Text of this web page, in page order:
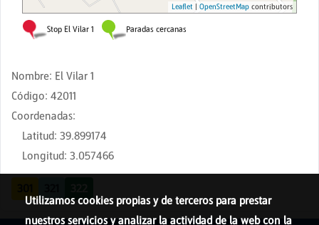
Nombre: El Vilar 1
Código: 42011
Coordenadas:
Latitud: 39.899174
Longitud: 3.057466
Utilizamos cookies propias y de terceros para prestar
nuestros servicios y analizar la actividad de la web con la